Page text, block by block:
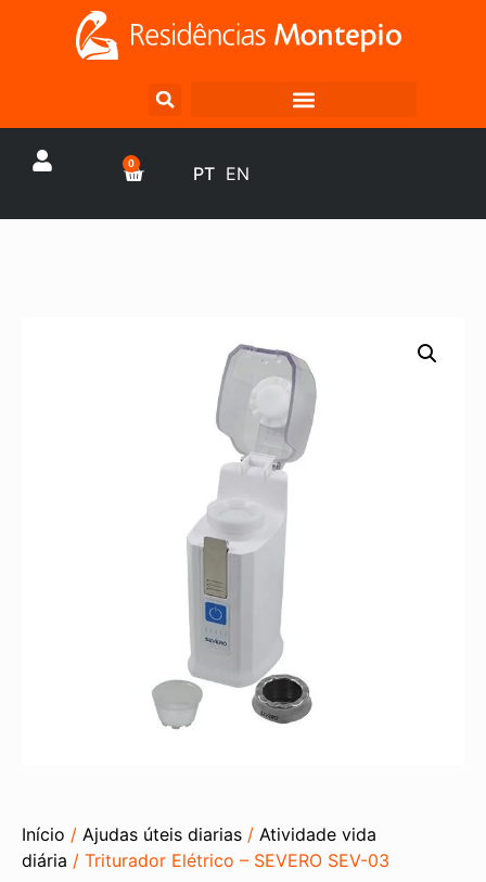
0 PT EN
Início / Ajudas úteis diarias / Atividade vida
diária / Triturador Elétrico – SEVERO SEV-03